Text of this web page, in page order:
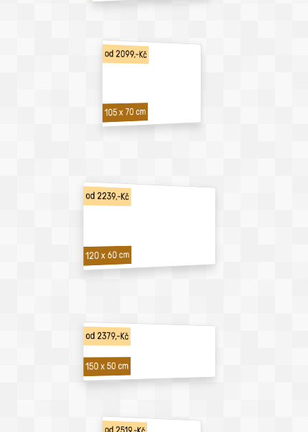
od 2099,-Kč
105 x 70 cm
od 2239,-Kč
120 x 60 cm
od 2379,-Kč
150 x 50 cm